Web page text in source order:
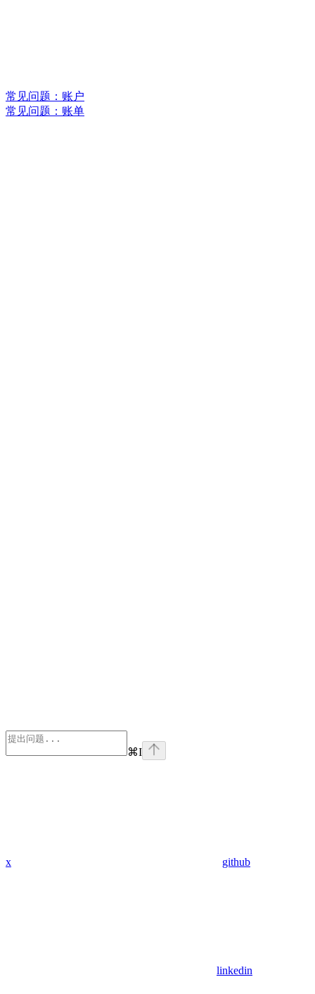
常见问题：账户
常见问题：账单
⌘I
x github
linkedin